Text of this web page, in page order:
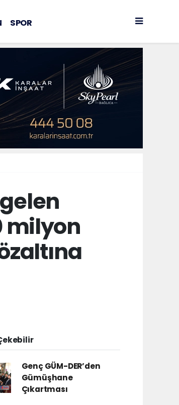
SPOR
milyon
Genç GÜM-DER’den
Gümüşhane
Çıkartması